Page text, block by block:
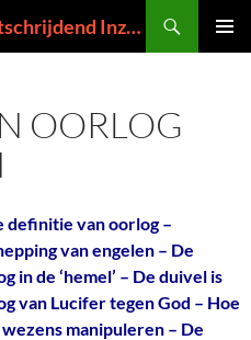
Ask The Real Jesus – Voortschrijdend Inzicht in de Zin van het Leven
OORLOG
definitie van oorlog –
van engelen – De
in de ‘hemel’ – De duivel is
van Lucifer tegen God – Hoe
manipuleren – De